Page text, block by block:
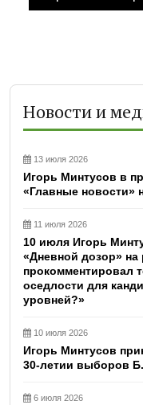
Новости и
13 июля 2026
Игорь Минтусов в
«Главные новости»
11 июля 2026
10 июля Игорь
«Дневной дозор» на
прокомментировал
оседлости для
уровней?»
10 июля 2026
Игорь Минтусов
30-летии выборов
6 июля 2026